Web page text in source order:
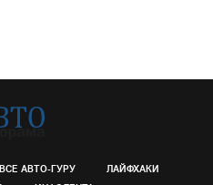
ВСЕ АВТО-ГУРУ
ЛАЙФХАКИ